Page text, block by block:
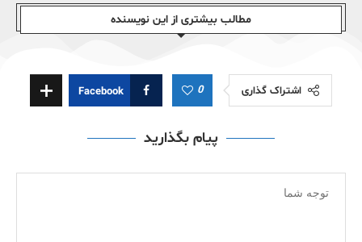
مطالب بیشتری از این نویسندە
اشتراک گذاری 0
Facebook
پیام بگذارید